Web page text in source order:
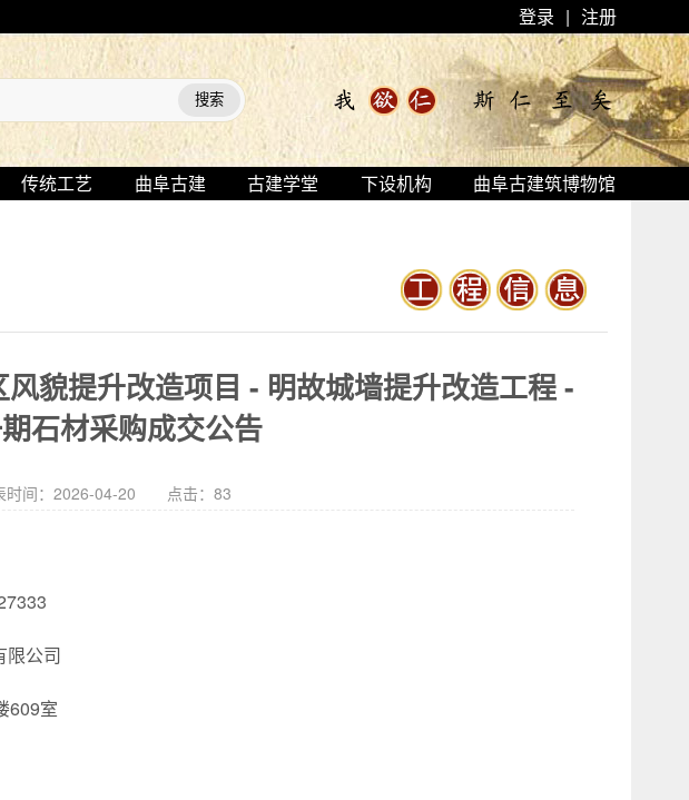
登录 | 注册
传统工艺 曲阜古建 古建学堂 下设机构 曲阜古建筑博物馆
貌提升改造项目 - 明故城墙提升改造工程 -
石材采购成交公告
时间：2026-04-20 点击：83
限公司
609室